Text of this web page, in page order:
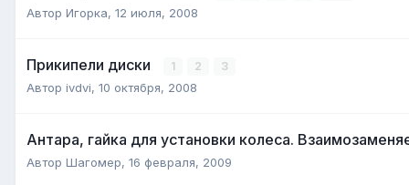
Автор Игорка, 12 июля, 2008
Прикипели диски 1 2 3
Автор ivdvi, 10 октября, 2008
Антара, гайка для установки колеса.
Автор Шагомер, 16 февраля, 2009